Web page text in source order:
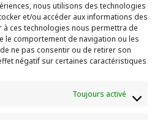
nous utilisons des technologies
et/ou accéder aux informations des
à ces technologies nous permettra de
le comportement de navigation ou les
ne pas consentir ou de retirer son
négatif sur certaines caractéristiques
Toujours activé
sont assemblés en mon
d’eux." – Matthieu 18.20